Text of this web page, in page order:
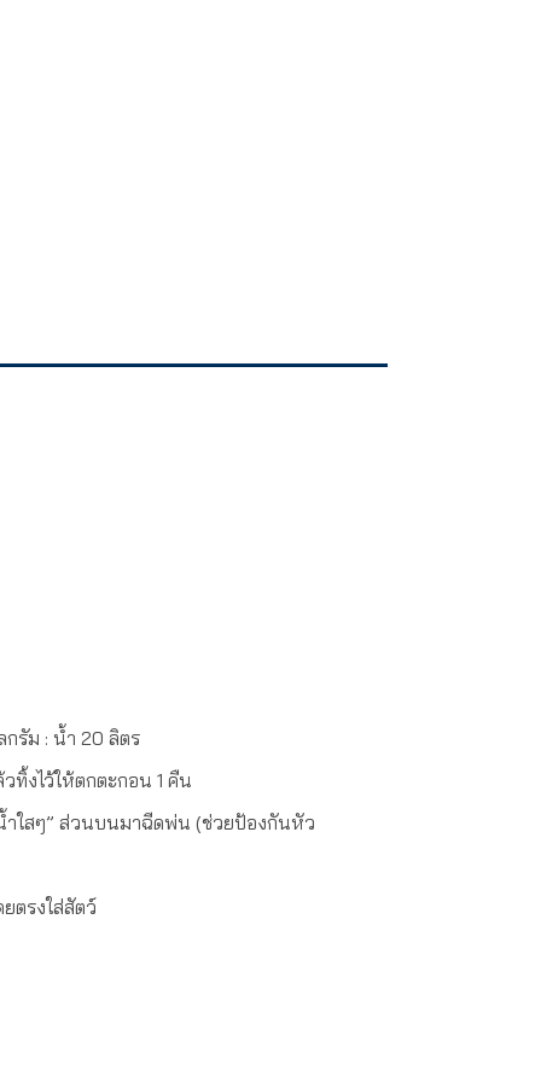
กรัม : น้ำ 20 ลิตร
ทิ้งไว้ให้ตกตะกอน 1 คืน
น้ำใสๆ” ส่วนบนมาฉีดพ่น (ช่วยป้องกันหัว
ตรงใส่สัตว์